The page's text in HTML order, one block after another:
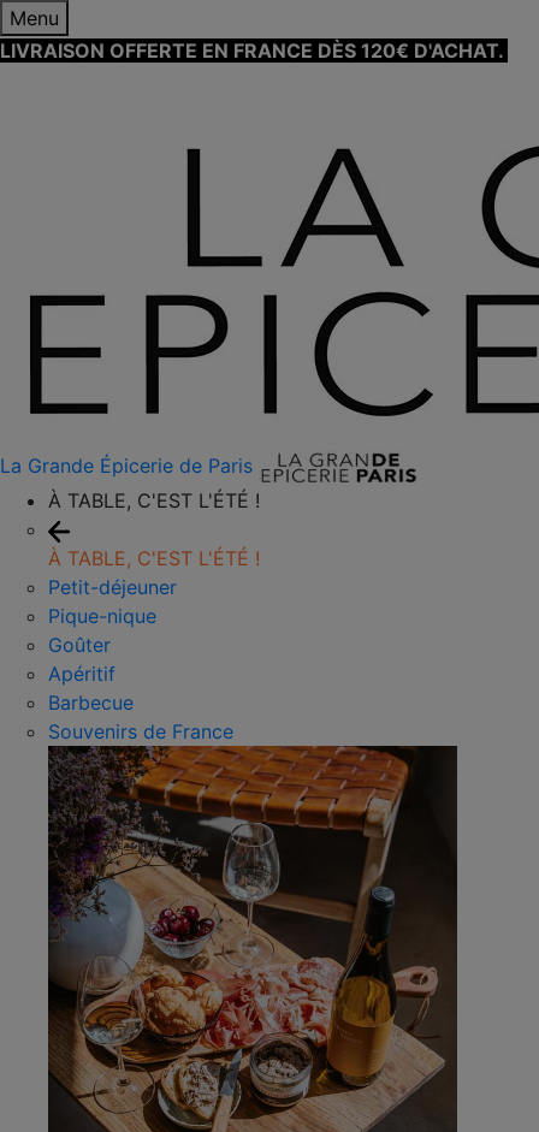
Menu
LIVRAISON OFFERTE EN FRANCE DÈS 120€ D'ACHAT.
La Grande Épicerie de Paris
À TABLE, C'EST L'ÉTÉ !
À TABLE, C'EST L'ÉTÉ !
Petit-déjeuner
Pique-nique
Goûter
Apéritif
Barbecue
Souvenirs de France